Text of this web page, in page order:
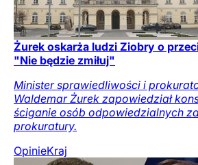
Żurek oskarża ludzi Ziobry o
"Nie będzie zmiłuj"
Minister sprawiedliwości i
Waldemar Żurek zapowiedział
ściganie osób odpowiedzialnych
prokuratury.
OpinieKraj